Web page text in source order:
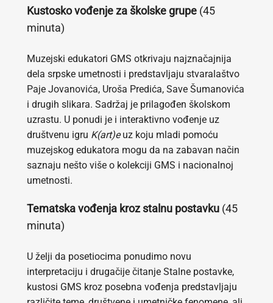
Kustosko vođenje za školske grupe(45
minuta)
Muzejski edukatori GMS otkrivaju najznačajnija
dela srpske umetnosti i predstavljaju stvaralaštvo
Paje Jovanovića, Uroša Predića, Save Šumanovića
i drugih slikara. Sadržaj je prilagođen školskom
uzrastu. U ponudi je i interaktivno vođenje uz
društvenu igru K(art)euz koju mladi pomoću
muzejskog edukatora mogu da na zabavan način
saznaju nešto više o kolekciji GMS i nacionalnoj
umetnosti.
Tematska vođenja kroz stalnu postavku(45
minuta)
U želji da posetiocima ponudimo novu
interpretaciju i drugačije čitanje Stalne postavke,
kustosi GMS kroz posebna vođenja predstavljaju